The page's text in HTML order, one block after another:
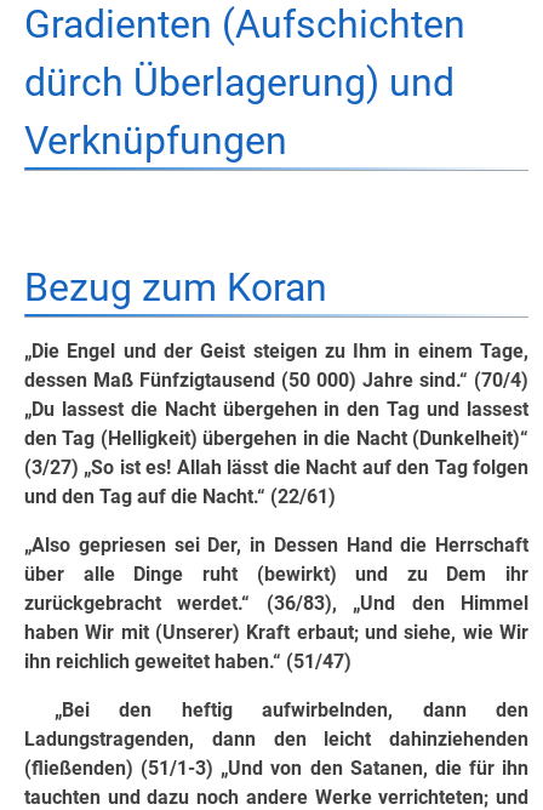
Gradienten (Aufschichten
dürch Überlagerung) und
Verknüpfungen
Bezug zum Koran
„Die Engel und der Geist steigen zu Ihm in einem Tage,
dessen Maß Fünfzigtausend (50 000) Jahre sind.“ (70/4)
„Du lassest die Nacht übergehen in den Tag und lassest
den Tag (Helligkeit) übergehen in die Nacht (Dunkelheit)“
(3/27) „So ist es! Allah lässt die Nacht auf den Tag folgen
und den Tag auf die Nacht.“ (22/61)
„Also gepriesen sei Der, in Dessen Hand die Herrschaft
über alle Dinge ruht (bewirkt) und zu Dem ihr
zurückgebracht werdet.“ (36/83), „Und den Himmel
haben Wir mit (Unserer) Kraft erbaut; und siehe, wie Wir
ihn reichlich geweitet haben.“ (51/47)
„Bei den heftig aufwirbelnden, dann den
Ladungstragenden, dann den leicht dahinziehenden
(fließenden) (51/1-3) „Und von den Satanen, die für ihn
tauchten und dazu noch andere Werke verrichteten; und